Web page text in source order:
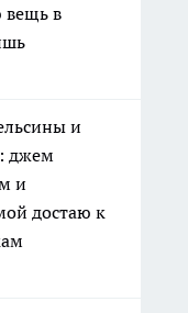
вещь в
и
джем
и
достаю к